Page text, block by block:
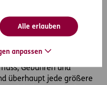
Alle erlauben
anpassen
nicht ausreicht,
Sachwalter zu
hat einige
Gericht gegenüber
Gebühren und
überhaupt jede größere